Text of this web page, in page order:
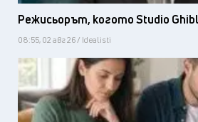
Режисьорът, когото Studio
08:55, 02 авг 26 / Idealisti